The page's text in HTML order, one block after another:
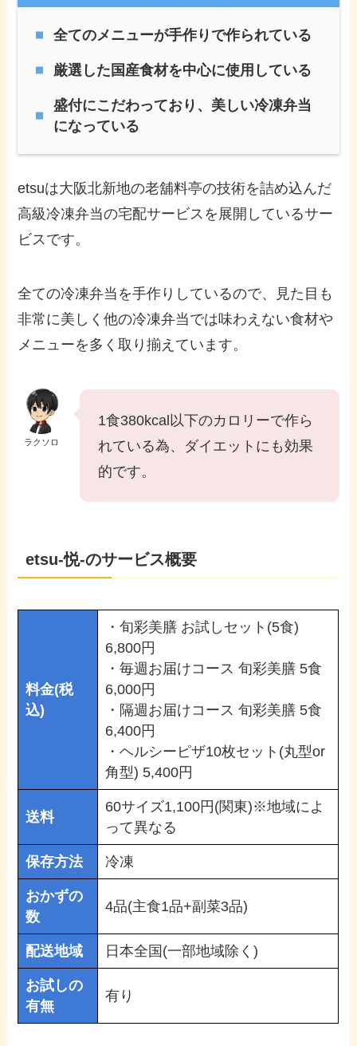
全てのメニューが手作りで作られている
厳選した国産食材を中心に使用している
盛付にこだわっており、美しい冷凍弁当
になっている
etsuは大阪北新地の老舖料亭の技術を詰め込んだ
高級冷凍弁当の宅配サービスを展開しているサー
ビスです。
全ての冷凍弁当を手作りしているので、見た目も
非常に美しく他の冷凍弁当では味わえない食材や
メニューを多く取り揃えています。
ラクソロ
1食380kcal以下のカロリーで作ら
れている為、ダイエットにも効果
的です。
etsu-悦-のサービス概要
料金(税
込)
・旬彩美膳 お試しセット(5食)
6,800円
・毎週お届けコース 旬彩美膳 5食
6,000円
・隔週お届けコース 旬彩美膳 5食
6,400円
・ヘルシーピザ10枚セット(丸型or
角型) 5,400円
送料
60サイズ1,100円(関東)※地域によ
って異なる
保存方法 冷凍
おかずの
数
4品(主食1品+副菜3品)
配送地域 日本全国(一部地域除く)
お試しの
有無
有り